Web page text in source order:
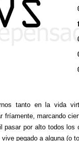
tanto en la vida
fríamente, marcando
por alto todos los
pegado a alguna (o